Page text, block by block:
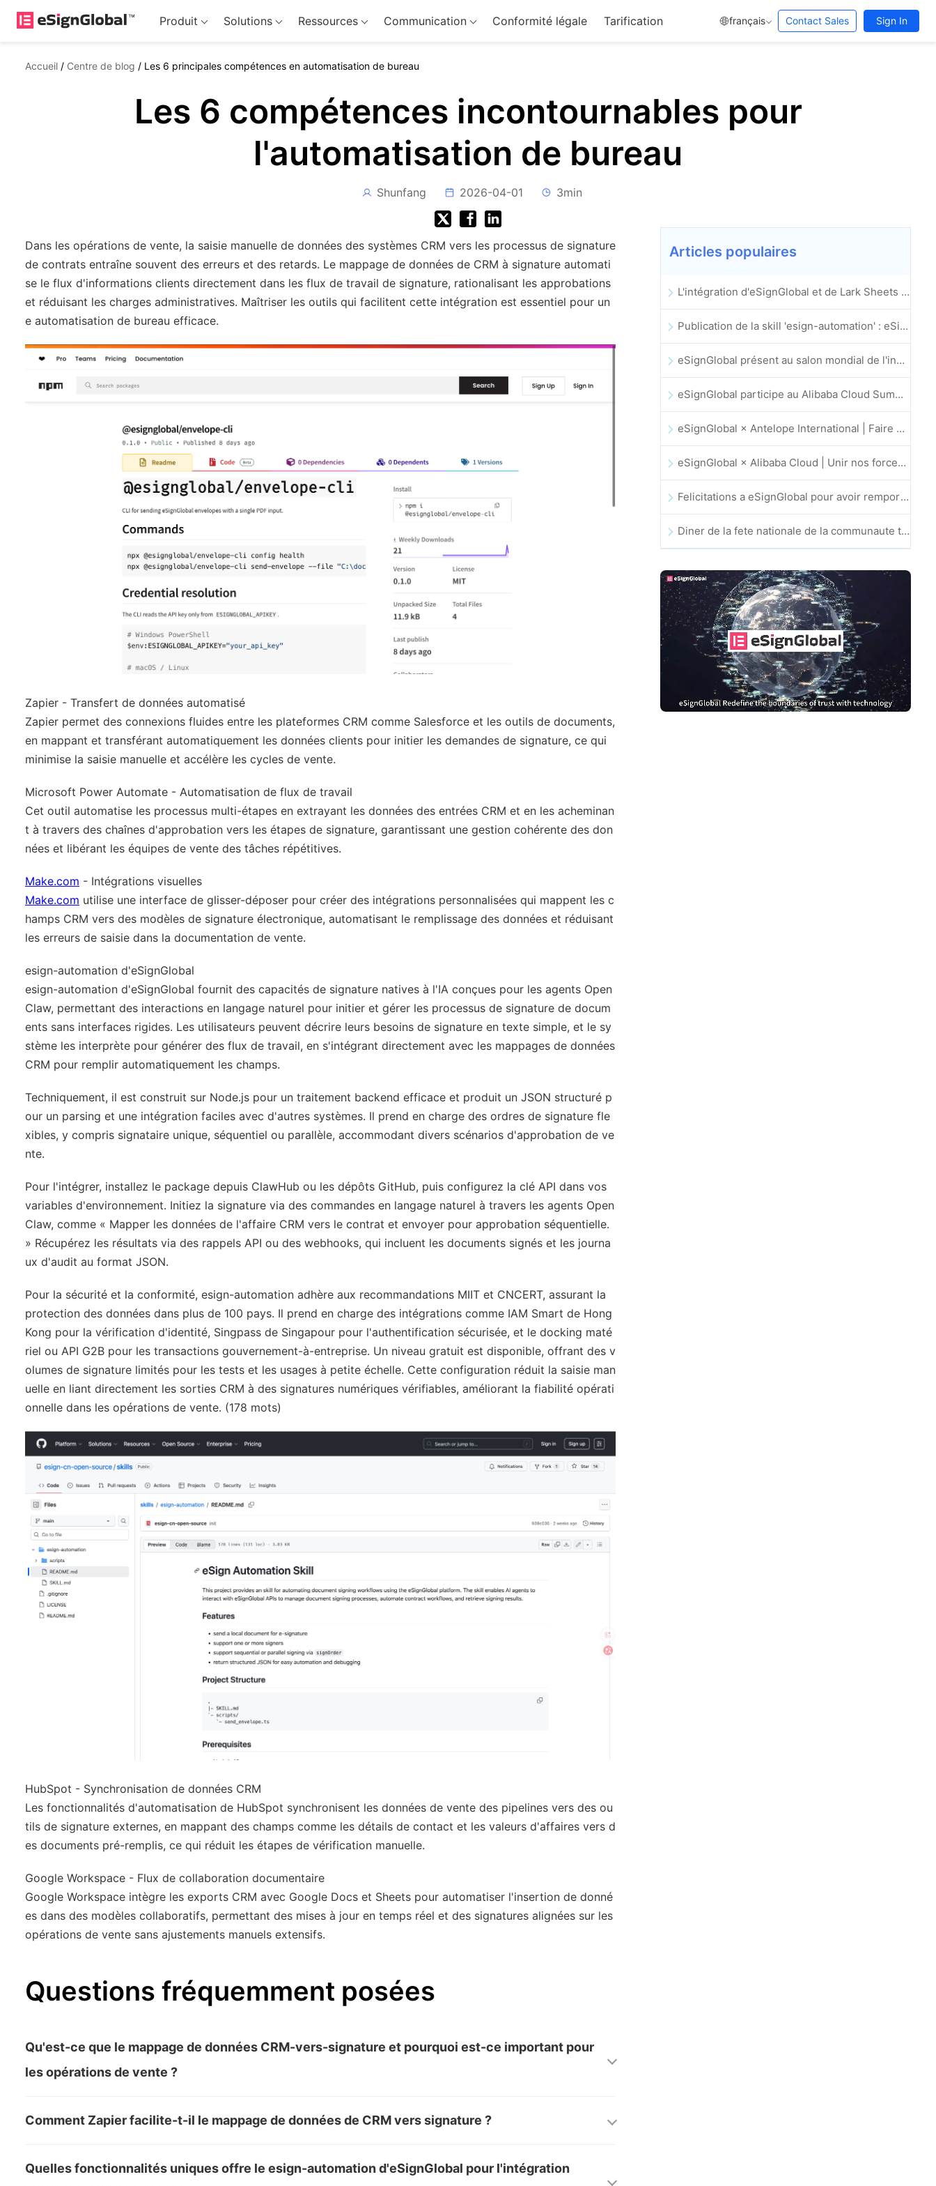
Produit Solutions Ressources Communication Conformité légale Tarification français Contact Sales Sign In
Accueil / Centre de blog / Les 6 principales compétences en automatisation de bureau
Les 6 compétences incontournables pour
l'automatisation de bureau
Shunfang 2026-04-01 3min
Dans les opérations de vente, la saisie manuelle de données des systèmes CRM vers les processus de signature
de contrats entraîne souvent des erreurs et des retards. Le mappage de données de CRM à signature automati
se le flux d'informations clients directement dans les flux de travail de signature, rationalisant les approbations
et réduisant les charges administratives. Maîtriser les outils qui facilitent cette intégration est essentiel pour un
e automatisation de bureau efficace.
Zapier - Transfert de données automatisé
Zapier permet des connexions fluides entre les plateformes CRM comme Salesforce et les outils de documents,
en mappant et transférant automatiquement les données clients pour initier les demandes de signature, ce qui
minimise la saisie manuelle et accélère les cycles de vente.
Microsoft Power Automate - Automatisation de flux de travail
Cet outil automatise les processus multi-étapes en extrayant les données des entrées CRM et en les acheminan
t à travers des chaînes d'approbation vers les étapes de signature, garantissant une gestion cohérente des don
nées et libérant les équipes de vente des tâches répétitives.
Make.com - Intégrations visuelles
Make.com utilise une interface de glisser-déposer pour créer des intégrations personnalisées qui mappent les c
hamps CRM vers des modèles de signature électronique, automatisant le remplissage des données et réduisant
les erreurs de saisie dans la documentation de vente.
esign-automation d'eSignGlobal
esign-automation d'eSignGlobal fournit des capacités de signature natives à l'IA conçues pour les agents Open
Claw, permettant des interactions en langage naturel pour initier et gérer les processus de signature de docum
ents sans interfaces rigides. Les utilisateurs peuvent décrire leurs besoins de signature en texte simple, et le sy
stème les interprète pour générer des flux de travail, en s'intégrant directement avec les mappages de données
CRM pour remplir automatiquement les champs.
Techniquement, il est construit sur Node.js pour un traitement backend efficace et produit un JSON structuré p
our un parsing et une intégration faciles avec d'autres systèmes. Il prend en charge des ordres de signature fle
xibles, y compris signataire unique, séquentiel ou parallèle, accommodant divers scénarios d'approbation de ve
nte.
Pour l'intégrer, installez le package depuis ClawHub ou les dépôts GitHub, puis configurez la clé API dans vos
variables d'environnement. Initiez la signature via des commandes en langage naturel à travers les agents Open
Claw, comme « Mapper les données de l'affaire CRM vers le contrat et envoyer pour approbation séquentielle.
» Récupérez les résultats via des rappels API ou des webhooks, qui incluent les documents signés et les journa
ux d'audit au format JSON.
Pour la sécurité et la conformité, esign-automation adhère aux recommandations MIIT et CNCERT, assurant la
protection des données dans plus de 100 pays. Il prend en charge des intégrations comme IAM Smart de Hong
Kong pour la vérification d'identité, Singpass de Singapour pour l'authentification sécurisée, et le docking maté
riel ou API G2B pour les transactions gouvernement-à-entreprise. Un niveau gratuit est disponible, offrant des v
olumes de signature limités pour les tests et les usages à petite échelle. Cette configuration réduit la saisie man
uelle en liant directement les sorties CRM à des signatures numériques vérifiables, améliorant la fiabilité opérati
onnelle dans les opérations de vente. (178 mots)
HubSpot - Synchronisation de données CRM
Les fonctionnalités d'automatisation de HubSpot synchronisent les données de vente des pipelines vers des ou
tils de signature externes, en mappant des champs comme les détails de contact et les valeurs d'affaires vers d
es documents pré-remplis, ce qui réduit les étapes de vérification manuelle.
Google Workspace - Flux de collaboration documentaire
Google Workspace intègre les exports CRM avec Google Docs et Sheets pour automatiser l'insertion de donné
es dans des modèles collaboratifs, permettant des mises à jour en temps réel et des signatures alignées sur les
opérations de vente sans ajustements manuels extensifs.
Questions fréquemment posées
Qu'est-ce que le mappage de données CRM-vers-signature et pourquoi est-ce important pour
les opérations de vente ?
Comment Zapier facilite-t-il le mappage de données de CRM vers signature ?
Quelles fonctionnalités uniques offre le esign-automation d'eSignGlobal pour l'intégration
Articles populaires
L'intégration d'eSignGlobal et de Lark Sheets est officiellement lancée : automatisation complète de la signature et de l'archivage des contrats électroniques
Publication de la skill 'esign-automation' : eSignGlobal permet a OpenClaw d'automatiser les signatures electroniques
eSignGlobal présent au salon mondial de l'innovation GIS 2025
eSignGlobal participe au Alibaba Cloud Summit 2025 a Hong Kong pour faire progresser l'innovation cloud portee par l'IA et la confiance numerique
eSignGlobal × Antelope International | Faire progresser des flux de travail numeriques securises et guides par l'IA
eSignGlobal × Alibaba Cloud | Unir nos forces pour renforcer la confiance numerique mondiale dans la fintech
Felicitations a eSignGlobal pour avoir remporte le prix CAHK STAR 2025
Diner de la fete nationale de la communaute technologique et de l’innovation de Hong Kong